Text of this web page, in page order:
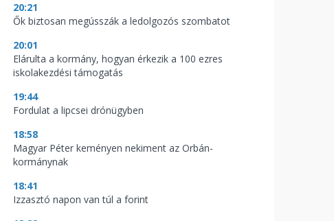
20:21
Ők biztosan megússzák a ledolgozós szombatot
20:01
Elárulta a kormány, hogyan érkezik a 100 ezres
iskolakezdési támogatás
19:44
Fordulat a lipcsei drónügyben
18:58
Magyar Péter keményen nekiment az Orbán-
kormánynak
18:41
Izzasztó napon van túl a forint